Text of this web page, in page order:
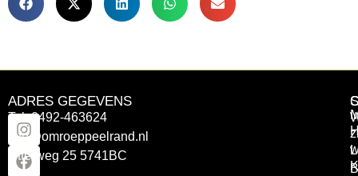
ADRES GEGEVENS
Tel: 0492-463624
info@omroeppeelrand.nl
Otterweg 25 5741BC